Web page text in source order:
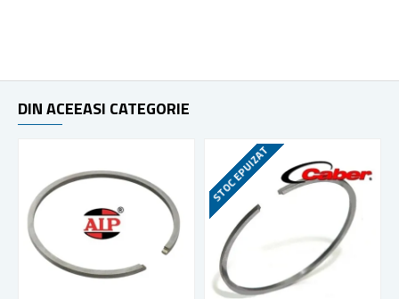
DIN ACEEASI CATEGORIE
STOC EPUIZAT